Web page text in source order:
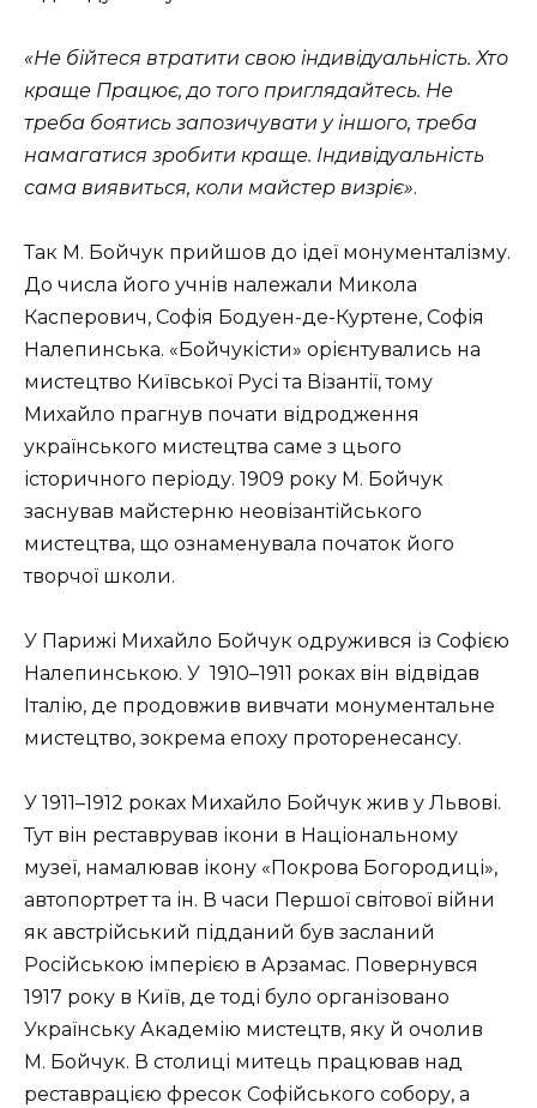
«Не бійтеся втратити свою індивідуальність. Хто
краще Працює, до того приглядайтесь. Не
треба боятись запозичувати у іншого, треба
намагатися зробити краще. Індивідуальність
сама виявиться, коли майстер визріє».
Так М. Бойчук прийшов до ідеї монументалізму.
До числа його учнів належали Микола
Касперович, Софія Бодуен-де-Куртене, Софія
Налепинська. «Бойчукісти» орієнтувались на
мистецтво Київської Русі та Візантії, тому
Михайло прагнув почати відродження
українського мистецтва саме з цього
історичного періоду. 1909 року М. Бойчук
заснував майстерню неовізантійського
мистецтва, що ознаменувала початок його
творчої школи.
У Парижі Михайло Бойчук одружився із Софією
Налепинською. У 1910–1911 роках він відвідав
Італію, де продовжив вивчати монументальне
мистецтво, зокрема епоху проторенесансу.
У 1911–1912 роках Михайло Бойчук жив у Львові.
Тут він реставрував ікони в Національному
музеї, намалював ікону «Покрова Богородиці»,
автопортрет та ін. В часи Першої світової війни
як австрійський підданий був засланий
Російською імперією в Арзамас. Повернувся
1917 року в Київ, де тоді було організовано
Українську Академію мистецтв, яку й очолив
М. Бойчук. В столиці митець працював над
реставрацією фресок Софійського собору, а